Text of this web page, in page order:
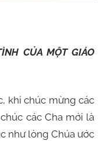
CỦA MỘT GIÁO
khi chúc mừng các
các Cha mới là
như lòng Chúa ước